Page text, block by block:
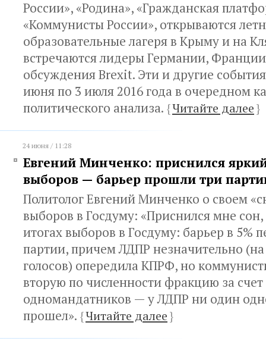
России», «Родина», «Гражданская
«Коммунисты России», открываются
образовательные лагеря в Крыму и на
встречаются лидеры Германии,
обсуждения Brexit. Эти и другие
июня по 3 июля 2016 года в очередном
политического анализа. {Читайте далее}
24 июня / 11:28
Евгений Минченко: приснился
выборов — барьер прошли три
Политолог Евгений Минченко о своем
выборов в Госдуму: «Приснился мне
итогах выборов в Госдуму: барьер в 5%
партии, причем ЛДПР незначительно (на
голосов) опередила КПРФ, но
вторую по численности фракцию за счет
одномандатников — у ЛДПР ни один
прошел». {Читайте далее}